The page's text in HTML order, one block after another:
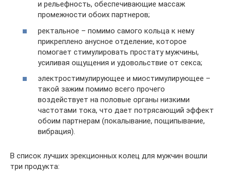
и рельефность, обеспечивающие массаж
промежности обоих партнеров;
ректальное – помимо самого кольца к нему
прикреплено анусное отделение, которое
помогает стимулировать простату мужчины,
усиливая ощущения и удовольствие от секса;
электростимулирующее и миостимулирующее –
такой зажим помимо всего прочего
воздействует на половые органы низкими
частотами тока, что дает потрясающий эффект
обоим партнерам (покалывание, пощипывание,
вибрация).
В список лучших эрекционных колец для мужчин вошли
три продукта: